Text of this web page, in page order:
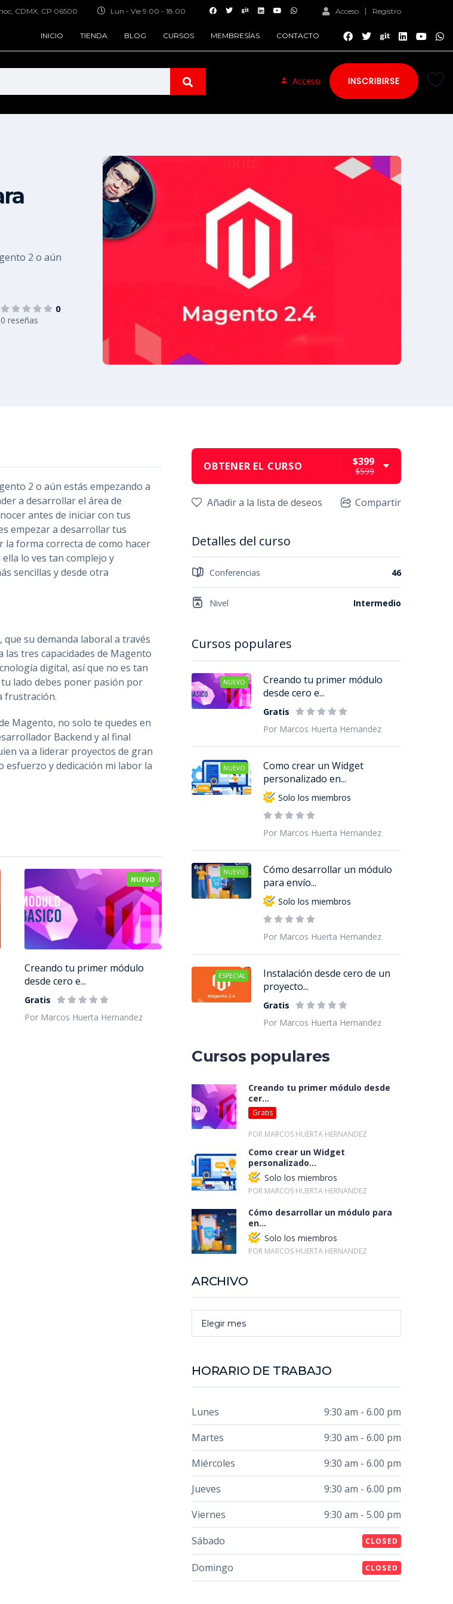
Acceso Registro
Lun - Vie 9.00 - 18.00
CDMX, CP 06500
INICIO TIENDA BLOG CURSOS MEMBRESÍAS CONTACTO
Acceso INSCRIBIRSE
2 o aún
0
0 reseñas
2 o aún estás empezando a
a desarrollar el área de
antes de iniciar con tus
empezar a desarrollar tus
forma correcta de como hacer
lo ves tan complejo y
sencillas y desde otra
su demanda laboral a través
tres capacidades de Magento
digital, así que no es tan
lado debes poner pasión por
frustración.
Magento, no solo te quedes en
Backend y al final
va a liderar proyectos de gran
esfuerzo y dedicación mi labor la
NUEVO
Creando tu primer módulo
desde cero e...
Gratis
Por Marcos Huerta Hernandez
OBTENER EL CURSO $399
$599
Añadir a la lista de deseos Compartir
Detalles del curso
Conferencias 46
Nivel Intermedio
Cursos populares
NUEVO
Creando tu primer módulo
desde cero e...
Gratis
Por Marcos Huerta Hernandez
NUEVO
Como crear un Widget
personalizado en...
Solo los miembros
Por Marcos Huerta Hernandez
NUEVO
Cómo desarrollar un módulo
para envío...
Solo los miembros
Por Marcos Huerta Hernandez
ESPECIAL
Instalación desde cero de un
proyecto...
Gratis
Por Marcos Huerta Hernandez
Cursos populares
Creando tu primer módulo desde
cer...
Gratis
POR MARCOS HUERTA HERNANDEZ
Como crear un Widget
personalizado...
Solo los miembros
POR MARCOS HUERTA HERNANDEZ
Cómo desarrollar un módulo para
en...
Solo los miembros
POR MARCOS HUERTA HERNANDEZ
ARCHIVO
Elegir mes
HORARIO DE TRABAJO
Lunes
9:30 am - 6.00 pm
Martes
9:30 am - 6.00 pm
Miércoles
9:30 am - 6.00 pm
Jueves
9:30 am - 6.00 pm
Viernes
9:30 am - 5.00 pm
Sábado
CLOSED
Domingo CLOSED